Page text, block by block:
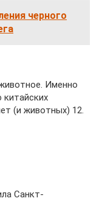
черного
Именно
(и животных) 12.
Санкт-